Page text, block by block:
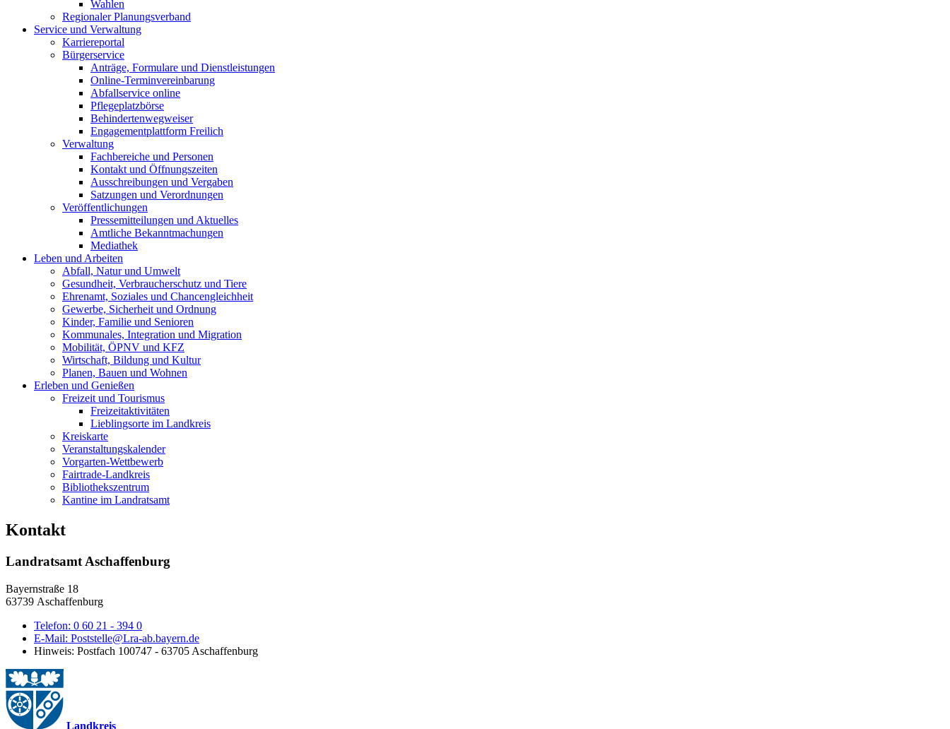
Wahlen
Regionaler Planungsverband
Service und Verwaltung
Karriereportal
Bürgerservice
Anträge, Formulare und Dienstleistungen
Online-Terminvereinbarung
Abfallservice online
Pflegeplatzbörse
Behindertenwegweiser
Engagementplattform Freilich
Verwaltung
Fachbereiche und Personen
Kontakt und Öffnungszeiten
Ausschreibungen und Vergaben
Satzungen und Verordnungen
Veröffentlichungen
Pressemitteilungen und Aktuelles
Amtliche Bekanntmachungen
Mediathek
Leben und Arbeiten
Abfall, Natur und Umwelt
Gesundheit, Verbraucherschutz und Tiere
Ehrenamt, Soziales und Chancengleichheit
Gewerbe, Sicherheit und Ordnung
Kinder, Familie und Senioren
Kommunales, Integration und Migration
Mobilität, ÖPNV und KFZ
Wirtschaft, Bildung und Kultur
Planen, Bauen und Wohnen
Erleben und Genießen
Freizeit und Tourismus
Freizeitaktivitäten
Lieblingsorte im Landkreis
Kreiskarte
Veranstaltungskalender
Vorgarten-Wettbewerb
Fairtrade-Landkreis
Bibliothekszentrum
Kantine im Landratsamt
Kontakt
Landratsamt Aschaffenburg
Bayernstraße 18
63739 Aschaffenburg
Telefon: 0 60 21 - 394 0
E-Mail: Poststelle@Lra-ab.bayern.de
Hinweis: Postfach 100747 - 63705 Aschaffenburg
Landkreis